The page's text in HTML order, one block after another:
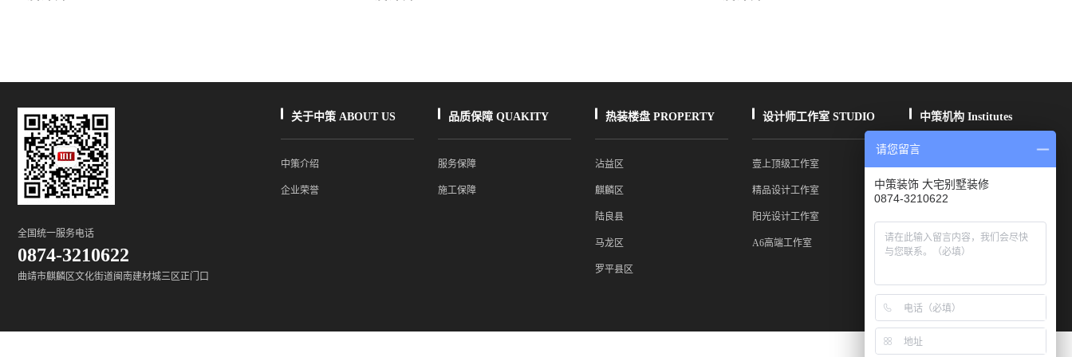
全国统一服务电话
0874-3210622
曲靖市麒麟区文化街道闽南建材城三区正门口
关于中策 ABOUT US
中策介绍
企业荣誉
品质保障 QUAKITY
服务保障
施工保障
热装楼盘 PROPERTY
沾益区
麒麟区
陆良县
马龙区
罗平县区
设计师工作室 STUDIO
壹上顶级工作室
精品设计工作室
阳光设计工作室
A6高端工作室
中策机构 Institutes
中策精公装
大理分公司
请您留言
中策装饰 大宅别墅装修
0874-3210622